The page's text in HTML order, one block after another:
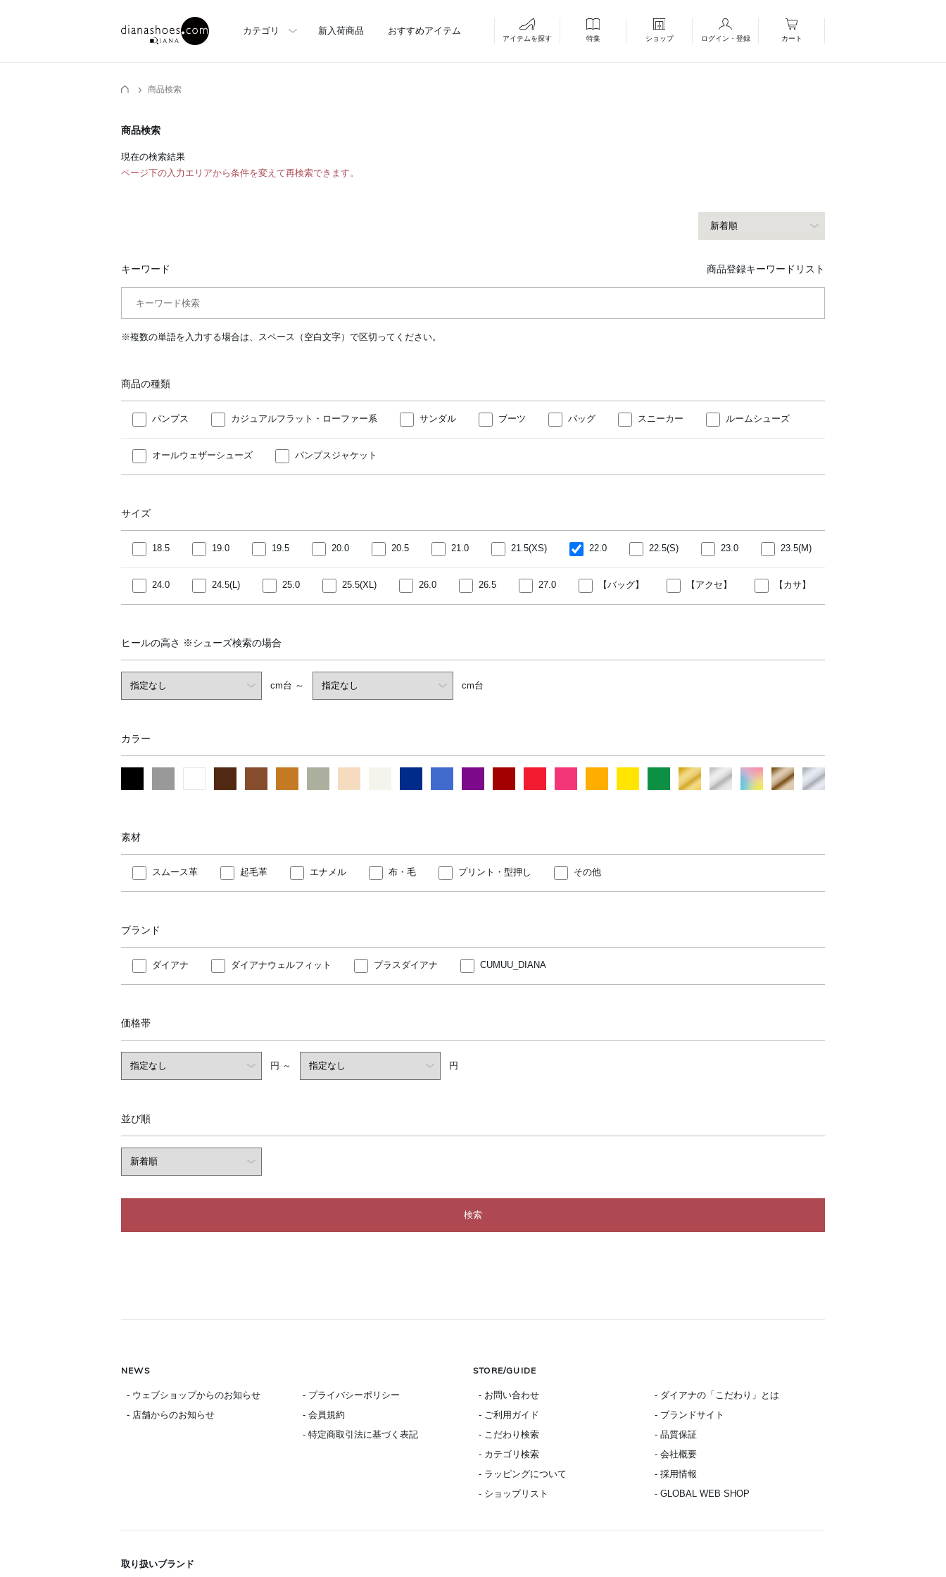
カテゴリ 新入荷商品 おすすめアイテム
アイテムを探す 特集 ショップ ログイン・登録 カート
商品検索
商品検索
現在の検索結果
ページ下の入力エリアから条件を変えて再検索できます。
キーワード 商品登録キーワードリスト
※複数の単語を入力する場合は、スペース（空白文字）で区切ってください。
商品の種類
パンプス カジュアルフラット・ローファー系 サンダル ブーツ バッグ スニーカー ルームシューズ
オールウェザーシューズ パンプスジャケット
サイズ
18.5 19.0 19.5 20.0 20.5 21.0 21.5(XS) 22.0 22.5(S) 23.0 23.5(M)
24.0 24.5(L) 25.0 25.5(XL) 26.0 26.5 27.0 【バッグ】 【アクセ】 【カサ】
ヒールの高さ ※シューズ検索の場合
cm台 ～ cm台
カラー
素材
スムース革 起毛革 エナメル 布・毛 プリント・型押し その他
ブランド
ダイアナ ダイアナウェルフィット プラスダイアナ CUMUU_DIANA
価格帯
円 ～ 円
並び順
NEWS
- ウェブショップからのお知らせ
- 店舗からのお知らせ
- プライバシーポリシー
- 会員規約
- 特定商取引法に基づく表記
STORE/GUIDE
- お問い合わせ
- ご利用ガイド
- こだわり検索
- カテゴリ検索
- ラッピングについて
- ショップリスト
- ダイアナの「こだわり」とは
- ブランドサイト
- 品質保証
- 会社概要
- 採用情報
- GLOBAL WEB SHOP
取り扱いブランド